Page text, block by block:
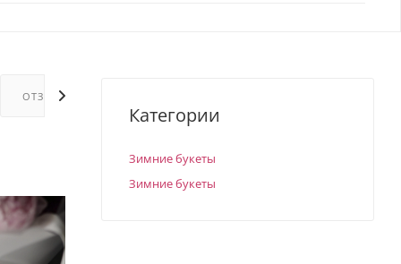
ОТЗЫВЫ
Категории
Зимние букеты
Зимние букеты